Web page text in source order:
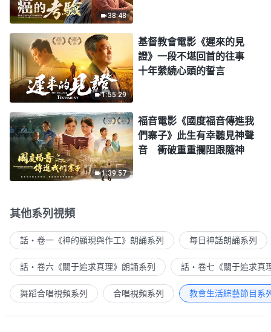
38:48
1:55:29
基督教會電影《遲來的見
證》一段不堪回首的往事
十年縈繞心頭的誓言
1:39:57
福音電影《國度福音傳進我
們寨子》此生有幸聽見神聲
音 衝破重重攔阻跟隨神
其他系列視頻
話・卷一《神的顯現與作工》朗誦系列 每日神話朗誦系列
話・卷六《關于追求真理》朗誦系列 話・卷七《關于追求真
舞蹈合唱視頻系列 合唱視頻系列 教會生活綜藝節目系